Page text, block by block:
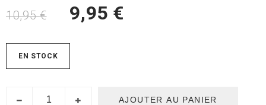
10,95€ Le
prix
initial
10,95 €.
9,95 €
EN STOCK
AJOUTER AU PANIER